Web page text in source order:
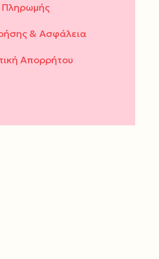
Πληρωμής
& Ασφάλεια
Απορρήτου